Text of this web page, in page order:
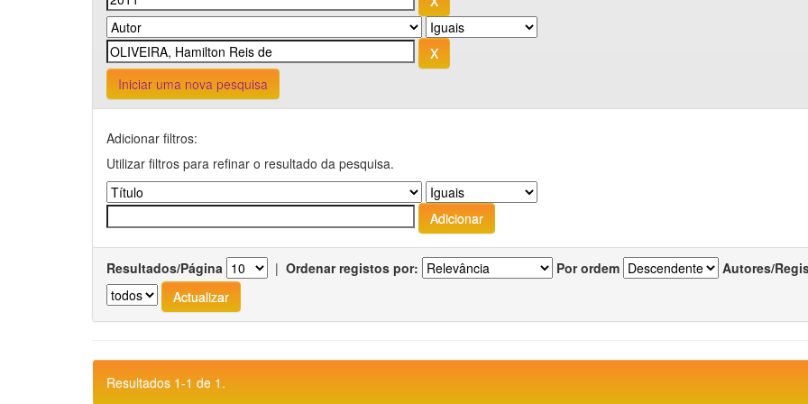
Iniciar uma nova pesquisa
Adicionar filtros:
Utilizar filtros para refinar o resultado da pesquisa.
Resultados/Página | Ordenar registos por: Por ordem Autores/
Resultados 1-1 de 1.